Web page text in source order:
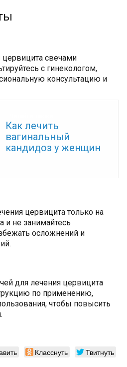
свечами
с гинекологом,
консультацию и
Как лечить
вагинальный
кандидоз у женщин
цервицита только на
и не занимайтесь
осложнений и
для лечения цервицита
по применению,
чтобы повысить
Класснуть Твитнуть